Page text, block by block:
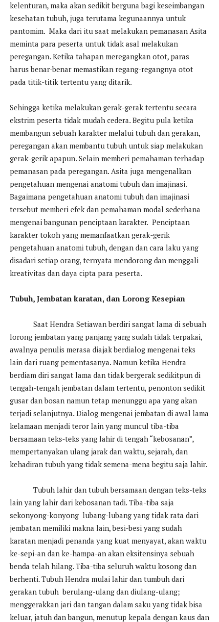
kelenturan, maka akan sedikit berguna bagi keseimbangan
kesehatan tubuh, juga terutama kegunaannya untuk
pantomim. Maka dari itu saat melakukan pemanasan Asita
meminta para peserta untuk tidak asal melakukan
peregangan. Ketika tahapan meregangkan otot, paras
harus benar-benar memastikan regang-regangnya otot
pada titik-titik tertentu yang ditarik.
Sehingga ketika melakukan gerak-gerak tertentu secara
ekstrim peserta tidak mudah cedera. Begitu pula ketika
membangun sebuah karakter melalui tubuh dan gerakan,
peregangan akan membantu tubuh untuk siap melakukan
gerak-gerik apapun. Selain memberi pemahaman terhadap
pemanasan pada peregangan. Asita juga mengenalkan
pengetahuan mengenai anatomi tubuh dan imajinasi.
Bagaimana pengetahuan anatomi tubuh dan imajinasi
tersebut memberi efek dan pemahaman modal sederhana
mengenai bangunan penciptaan karakter. Penciptaan
karakter tokoh yang memanfaatkan gerak-gerik
pengetahuan anatomi tubuh, dengan dan cara laku yang
disadari setiap orang, ternyata mendorong dan menggali
kreativitas dan daya cipta para peserta.
Tubuh, Jembatan karatan, dan Lorong Kesepian
Saat Hendra Setiawan berdiri sangat lama di sebuah
lorong jembatan yang panjang yang sudah tidak terpakai,
awalnya penulis merasa diajak berdialog mengenai teks
lain dari ruang pementasanya. Namun ketika Hendra
berdiam diri sangat lama dan tidak bergerak sedikitpun di
tengah-tengah jembatan dalam tertentu, penonton sedikit
gusar dan bosan namun tetap menunggu apa yang akan
terjadi selanjutnya. Dialog mengenai jembatan di awal lama
kelamaan menjadi teror lain yang muncul tiba-tiba
bersamaan teks-teks yang lahir di tengah “kebosanan”,
mempertanyakan ulang jarak dan waktu, sejarah, dan
kehadiran tubuh yang tidak semena-mena begitu saja lahir.
Tubuh lahir dan tubuh bersamaan dengan teks-teks
lain yang lahir dari kebosanan tadi. Tiba-tiba saja
sekonyong-konyong lubang-lubang yang tidak rata dari
jembatan memiliki makna lain, besi-besi yang sudah
karatan menjadi penanda yang kuat menyayat, akan waktu
ke-sepi-an dan ke-hampa-an akan eksitensinya sebuah
benda telah hilang. Tiba-tiba seluruh waktu kosong dan
berhenti. Tubuh Hendra mulai lahir dan tumbuh dari
gerakan tubuh berulang-ulang dan diulang-ulang;
menggerakkan jari dan tangan dalam saku yang tidak bisa
keluar, jatuh dan bangun, menutup kepala dengan kaus dan